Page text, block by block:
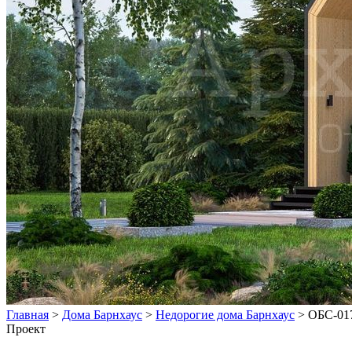
Главная > Дома Барнхаус > Недорогие дома Барнхаус > ОБС-
Проект